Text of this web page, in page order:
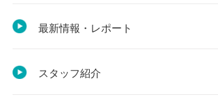
最新情報・レポート
スタッフ紹介